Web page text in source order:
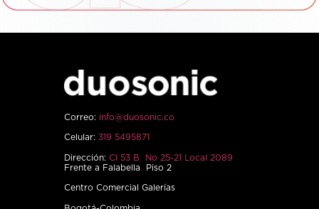
Correo: info@duosonic.co
Celular: 319 5495871
Dirección: Cl 53 B No 25-21 Local 2089
Frente a Falabella Piso 2
Centro Comercial Galerías